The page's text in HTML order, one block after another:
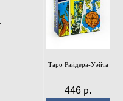
Таро Райдера-Уэйта
446 р.